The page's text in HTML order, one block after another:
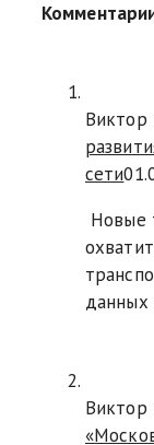
Виктор
сети
Новые
данных
Виктор